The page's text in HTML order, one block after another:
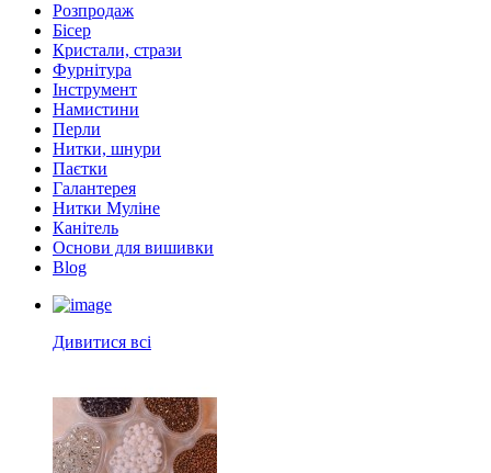
Розпродаж
Бісер
Кристали, стрази
Фурнітура
Інструмент
Намистини
Перли
Нитки, шнури
Паєтки
Галантерея
Нитки Муліне
Канітель
Основи для вишивки
Blog
Дивитися всі